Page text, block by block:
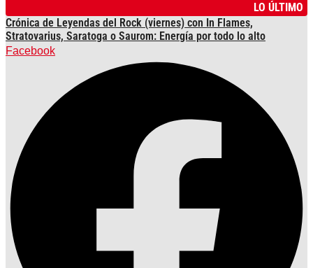
LO ÚLTIMO
Crónica de Leyendas del Rock (viernes) con In Flames,
Stratovarius, Saratoga o Saurom: Energía por todo lo alto
Facebook